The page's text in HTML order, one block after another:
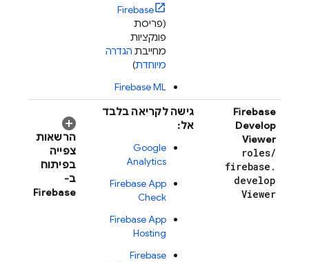
Firebase
(פריסת
פונקציות
מחייבת הגדרה
מיוחדת)
Firebase ML
Firebase
Develop
Viewer
roles/
firebase .
develop
Viewer
גישה לקריאה בלבד
אל:
Google
Analytics
Firebase App
Check
Firebase App
Hosting
Firebase
הרשאות
צפייה
בפיתוח
ב-
Firebase